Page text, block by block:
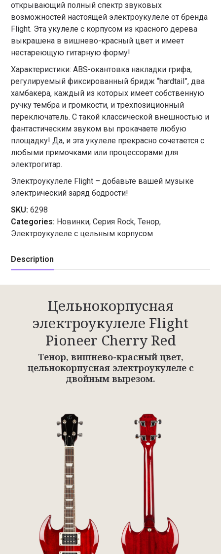
открывающий полный спектр звуковых
возможностей настоящей электроукулеле от бренда
Flight. Эта укулеле с корпусом из красного дерева
выкрашена в вишнево-красный цвет и имеет
нестареющую гитарную форму!
Характеристики: ABS-окантовка накладки грифа,
регулируемый фиксированный бридж “hardtail”, два
хамбакера, каждый из которых имеет собственную
ручку тембра и громкости, и трёхпозиционный
переключатель. С такой классической внешностью и
фантастическим звуком вы прокачаете любую
площадку! Да, и эта укулеле прекрасно сочетается с
любыми примочками или процессорами для
электрогитар.
Электроукулеле Flight – добавьте вашей музыке
электрический заряд бодрости!
SKU: 6298
Categories: Новинки,Серия Rock,Тенор,
Электроукулеле с цельным корпусом
Description
Цельнокорпусная
электроукулеле Flight
Pioneer Cherry Red
Тенор, вишнево-красный цвет,
цельнокорпусная электроукулеле с
двойным вырезом.